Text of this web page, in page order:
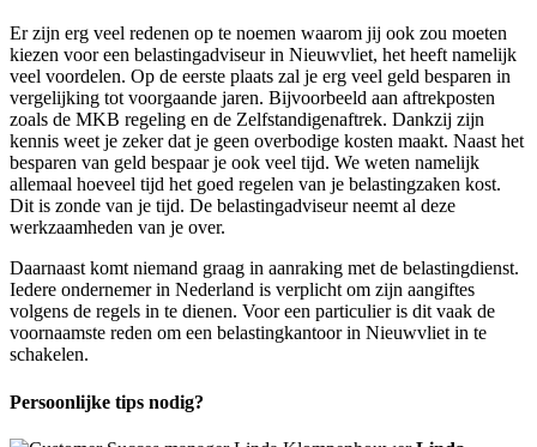
Er zijn erg veel redenen op te noemen waarom jij ook zou moeten
kiezen voor een belastingadviseur in Nieuwvliet, het heeft namelijk
veel voordelen. Op de eerste plaats zal je erg veel geld besparen in
vergelijking tot voorgaande jaren. Bijvoorbeeld aan aftrekposten
zoals de MKB regeling en de Zelfstandigenaftrek. Dankzij zijn
kennis weet je zeker dat je geen overbodige kosten maakt. Naast het
besparen van geld bespaar je ook veel tijd. We weten namelijk
allemaal hoeveel tijd het goed regelen van je belastingzaken kost.
Dit is zonde van je tijd. De belastingadviseur neemt al deze
werkzaamheden van je over.
Daarnaast komt niemand graag in aanraking met de belastingdienst.
Iedere ondernemer in Nederland is verplicht om zijn aangiftes
volgens de regels in te dienen. Voor een particulier is dit vaak de
voornaamste reden om een belastingkantoor in Nieuwvliet in te
schakelen.
Persoonlijke tips nodig?